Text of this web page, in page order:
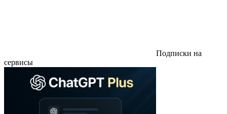
Подписки на
сервисы